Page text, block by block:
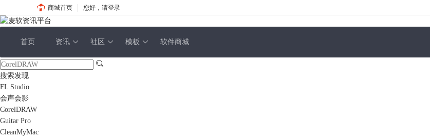
商城首页 您好，请登录
首页 资讯 社区 模板 软件商城
搜索发现
FL Studio
会声会影
CorelDRAW
Guitar Pro
CleanMyMac